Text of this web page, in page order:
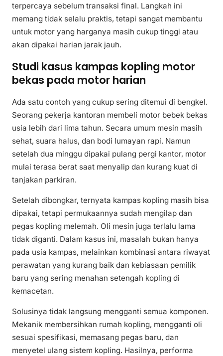
terpercaya sebelum transaksi final. Langkah ini
memang tidak selalu praktis, tetapi sangat membantu
untuk motor yang harganya masih cukup tinggi atau
akan dipakai harian jarak jauh.
Studi kasus kampas kopling motor
bekas pada motor harian
Ada satu contoh yang cukup sering ditemui di bengkel.
Seorang pekerja kantoran membeli motor bebek bekas
usia lebih dari lima tahun. Secara umum mesin masih
sehat, suara halus, dan bodi lumayan rapi. Namun
setelah dua minggu dipakai pulang pergi kantor, motor
mulai terasa berat saat menyalip dan kurang kuat di
tanjakan parkiran.
Setelah dibongkar, ternyata kampas kopling masih bisa
dipakai, tetapi permukaannya sudah mengilap dan
pegas kopling melemah. Oli mesin juga terlalu lama
tidak diganti. Dalam kasus ini, masalah bukan hanya
pada usia kampas, melainkan kombinasi antara riwayat
perawatan yang kurang baik dan kebiasaan pemilik
baru yang sering menahan setengah kopling di
kemacetan.
Solusinya tidak langsung mengganti semua komponen.
Mekanik membersihkan rumah kopling, mengganti oli
sesuai spesifikasi, memasang pegas baru, dan
menyetel ulang sistem kopling. Hasilnya, performa